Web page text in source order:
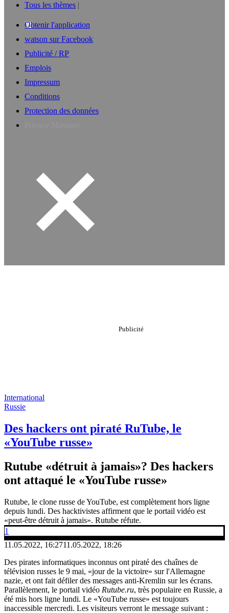
Tous les thèmes
Obtenir l'application
watson sur Facebook
Publicité / RP
Emplois
Impressum
Conditions
Protection des données
International
Russie
Des hackers ont piraté RuTube, le
«YouTube russe»
Rutube «détruit à jamais»? Des hackers
ont attaqué le «YouTube russe»
Rutube, le clone russe de YouTube, est complètement hors ligne
depuis lundi. Des hacktivistes affirment que le portail vidéo est
«peut-être détruit à jamais». Rutube réfute.
1
11.05.2022, 16:2711.05.2022, 18:26
Des pirates informatiques inconnus ont piraté des chaînes de
télévision russes le 9 mai, «jour de la victoire» sur l'Allemagne
nazie, et ont fait défiler des messages anti-Kremlin sur les écrans.
Parallèlement, le portail vidéo Rutube.ru, très populaire en Russie, a
été mis hors ligne lundi. Le «YouTube russe» est toujours
inaccessible mercredi. Les visiteurs verront le message suivant :